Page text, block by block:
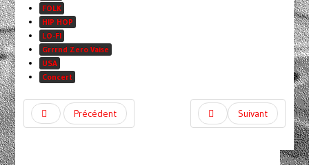
FOLK
HIP HOP
LO-FI
Grrrnd Zero Vaise
USA
Concert
Précédent Suivant